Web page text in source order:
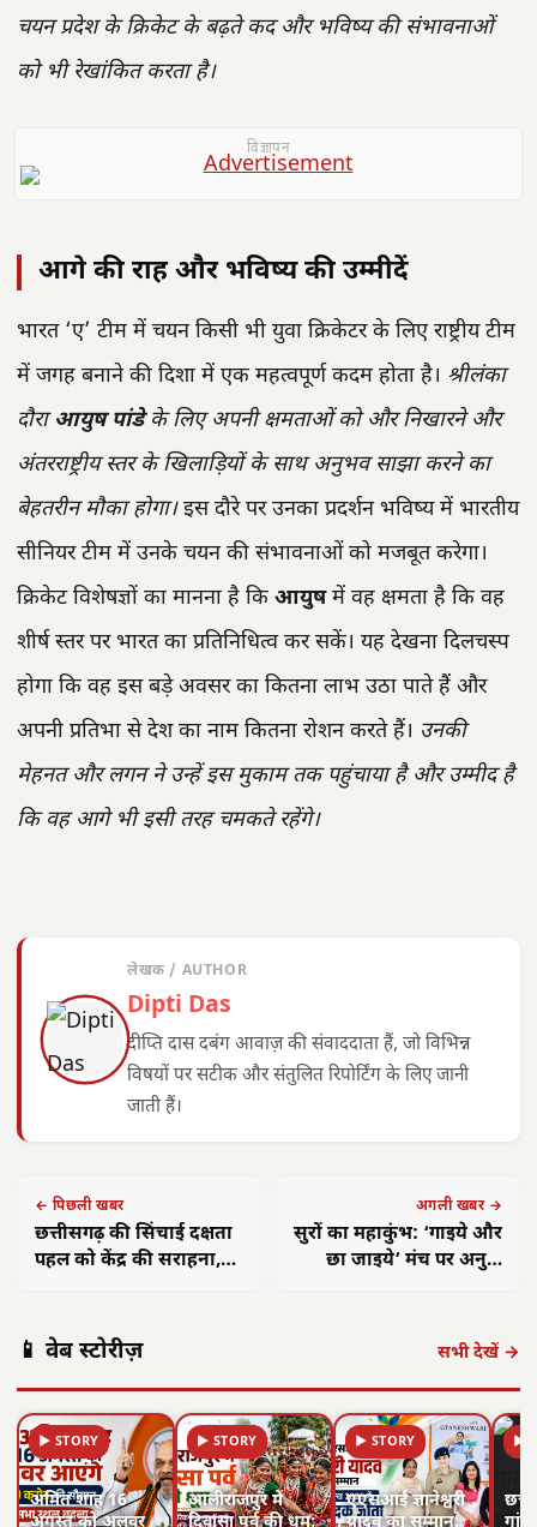
चयन प्रदेश के क्रिकेट के बढ़ते कद और भविष्य की संभावनाओं
को भी रेखांकित करता है।
विज्ञापन
आगे की राह और भविष्य की उम्मीदें
भारत ‘ए’ टीम में चयन किसी भी युवा क्रिकेटर के लिए राष्ट्रीय टीम
में जगह बनाने की दिशा में एक महत्वपूर्ण कदम होता है। श्रीलंका
दौराआयुष पांडेके लिए अपनी क्षमताओं को और निखारने और
अंतरराष्ट्रीय स्तर के खिलाड़ियों के साथ अनुभव साझा करने का
बेहतरीन मौका होगा।इस दौरे पर उनका प्रदर्शन भविष्य में भारतीय
सीनियर टीम में उनके चयन की संभावनाओं को मजबूत करेगा।
क्रिकेट विशेषज्ञों का मानना है कि आयुषमें वह क्षमता है कि वह
शीर्ष स्तर पर भारत का प्रतिनिधित्व कर सकें। यह देखना दिलचस्प
होगा कि वह इस बड़े अवसर का कितना लाभ उठा पाते हैं और
अपनी प्रतिभा से देश का नाम कितना रोशन करते हैं। उनकी
मेहनत और लगन ने उन्हें इस मुकाम तक पहुंचाया है और उम्मीद है
कि वह आगे भी इसी तरह चमकते रहेंगे।
लेखक / AUTHOR
Dipti Das
दीप्ति दास दबंग आवाज़ की संवाददाता हैं, जो विभिन्न
विषयों पर सटीक और संतुलित रिपोर्टिंग के लिए जानी
जाती हैं।
← पिछली खबर
छत्तीसगढ़ की सिंचाई दक्षता
पहल को केंद्र की सराहना,
अगली खबर →
सुरों का महाकुंभ: ‘गाइये और
छा जाइये’ मंच पर अनुज
📱 वेब स्टोरीज़ सभी देखें →
▶ STORY
अमित शाह 16
▶ STORY
आलीराजपुर में
▶ STORY
एएसआई ज्ञानेश्वरी
▶